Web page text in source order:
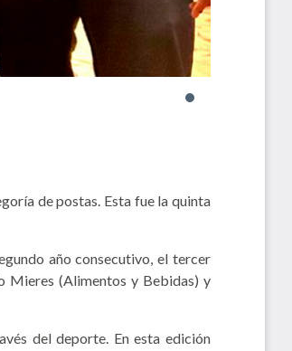
de postas. Esta fue la quinta
año consecutivo, el tercer
Mieres (Alimentos y Bebidas) y
del deporte. En esta edición